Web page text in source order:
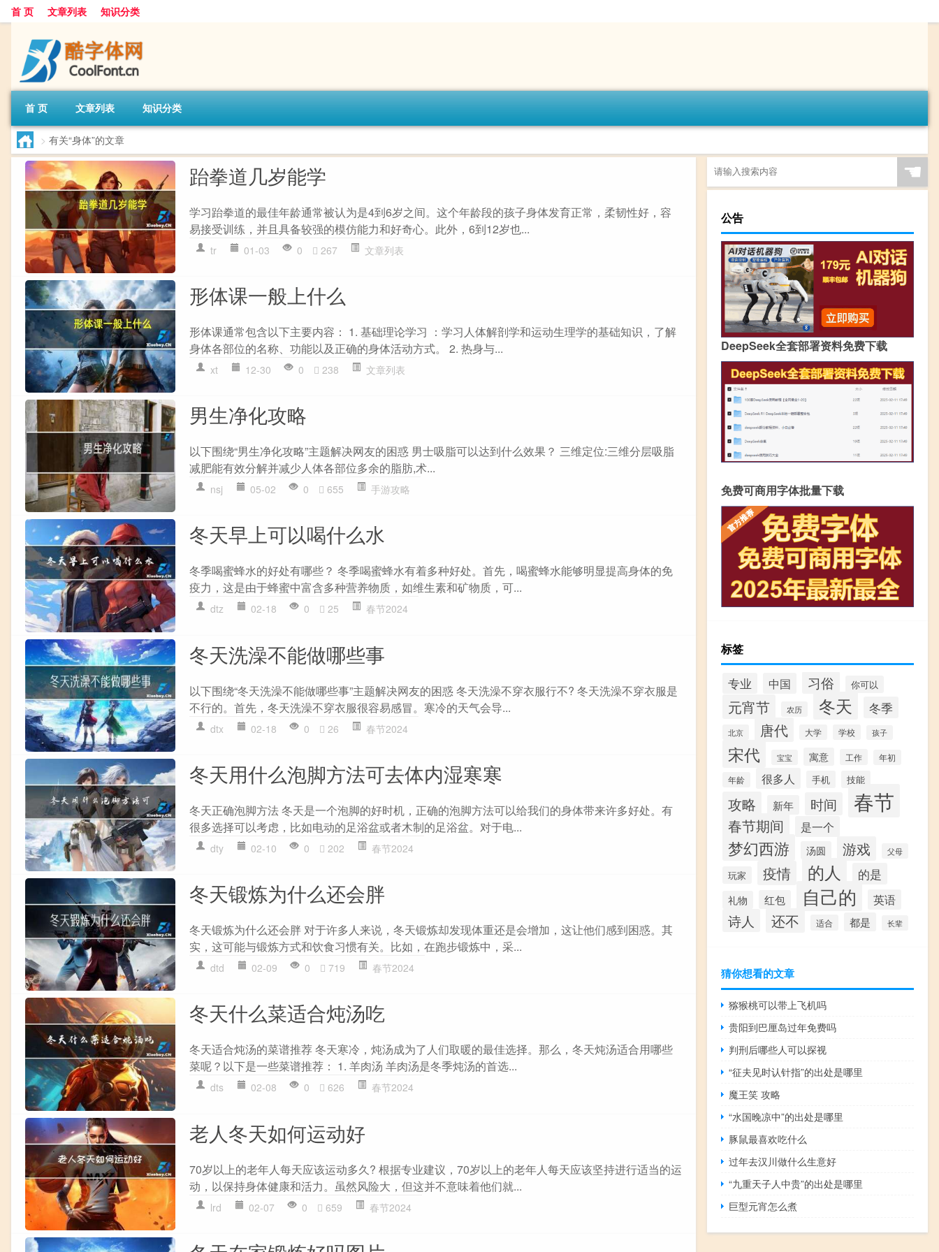
首 页 文章列表 知识分类
首 页 文章列表 知识分类
> 有关“身体”的文章
跆拳道几岁能学
学习跆拳道的最佳年龄通常被认为是4到6岁之间。这个年龄段的孩子身体发育正常，柔韧性好，容
易接受训练，并且具备较强的模仿能力和好奇心。此外，6到12岁也...
tr 01-03 0 267 文章列表
形体课一般上什么
形体课通常包含以下主要内容： 1. 基础理论学习 ：学习人体解剖学和运动生理学的基础知识，了解
身体各部位的名称、功能以及正确的身体活动方式。 2. 热身与...
xt 12-30 0 238 文章列表
男生净化攻略
以下围绕“男生净化攻略”主题解决网友的困惑 男士吸脂可以达到什么效果？ 三维定位:三维分层吸脂
减肥能有效分解并减少人体各部位多余的脂肪,术...
nsj 05-02 0 655 手游攻略
冬天早上可以喝什么水
冬季喝蜜蜂水的好处有哪些？ 冬季喝蜜蜂水有着多种好处。首先，喝蜜蜂水能够明显提高身体的免
疫力，这是由于蜂蜜中富含多种营养物质，如维生素和矿物质，可...
dtz 02-18 0 25 春节2024
冬天洗澡不能做哪些事
以下围绕“冬天洗澡不能做哪些事”主题解决网友的困惑 冬天洗澡不穿衣服行不? 冬天洗澡不穿衣服是
不行的。首先，冬天洗澡不穿衣服很容易感冒。寒冷的天气会导...
dtx 02-18 0 26 春节2024
冬天用什么泡脚方法可去体内湿寒寒
冬天正确泡脚方法 冬天是一个泡脚的好时机，正确的泡脚方法可以给我们的身体带来许多好处。有
很多选择可以考虑，比如电动的足浴盆或者木制的足浴盆。对于电...
dty 02-10 0 202 春节2024
冬天锻炼为什么还会胖
冬天锻炼为什么还会胖 对于许多人来说，冬天锻炼却发现体重还是会增加，这让他们感到困惑。其
实，这可能与锻炼方式和饮食习惯有关。比如，在跑步锻炼中，采...
dtd 02-09 0 719 春节2024
冬天什么菜适合炖汤吃
冬天适合炖汤的菜谱推荐 冬天寒冷，炖汤成为了人们取暖的最佳选择。那么，冬天炖汤适合用哪些
菜呢？以下是一些菜谱推荐： 1. 羊肉汤 羊肉汤是冬季炖汤的首选...
dts 02-08 0 626 春节2024
老人冬天如何运动好
70岁以上的老年人每天应该运动多久? 根据专业建议，70岁以上的老年人每天应该坚持进行适当的运
动，以保持身体健康和活力。虽然风险大，但这并不意味着他们就...
lrd 02-07 0 659 春节2024
☚
公告
DeepSeek全套部署资料免费下载
免费可商用字体批量下载
标签
专业 中国 习俗 你可以
元宵节 农历 冬天 冬季
北京 唐代 大学 学校 孩子
宋代 宝宝 寓意 工作
年初
年龄
很多人 手机 技能
攻略 新年 时间 春节
春节期间 是一个
梦幻西游 汤圆 游戏 父母
玩家 疫情 的人 的是
礼物 红包 自己的 英语
诗人 还不 适合 都是 长辈
猜你想看的文章
猕猴桃可以带上飞机吗
贵阳到巴厘岛过年免费吗
判刑后哪些人可以探视
“征夫见时认针指”的出处是哪里
魔王笑 攻略
“水国晚凉中”的出处是哪里
豚鼠最喜欢吃什么
过年去汉川做什么生意好
“九重天子人中贵”的出处是哪里
巨型元宵怎么煮